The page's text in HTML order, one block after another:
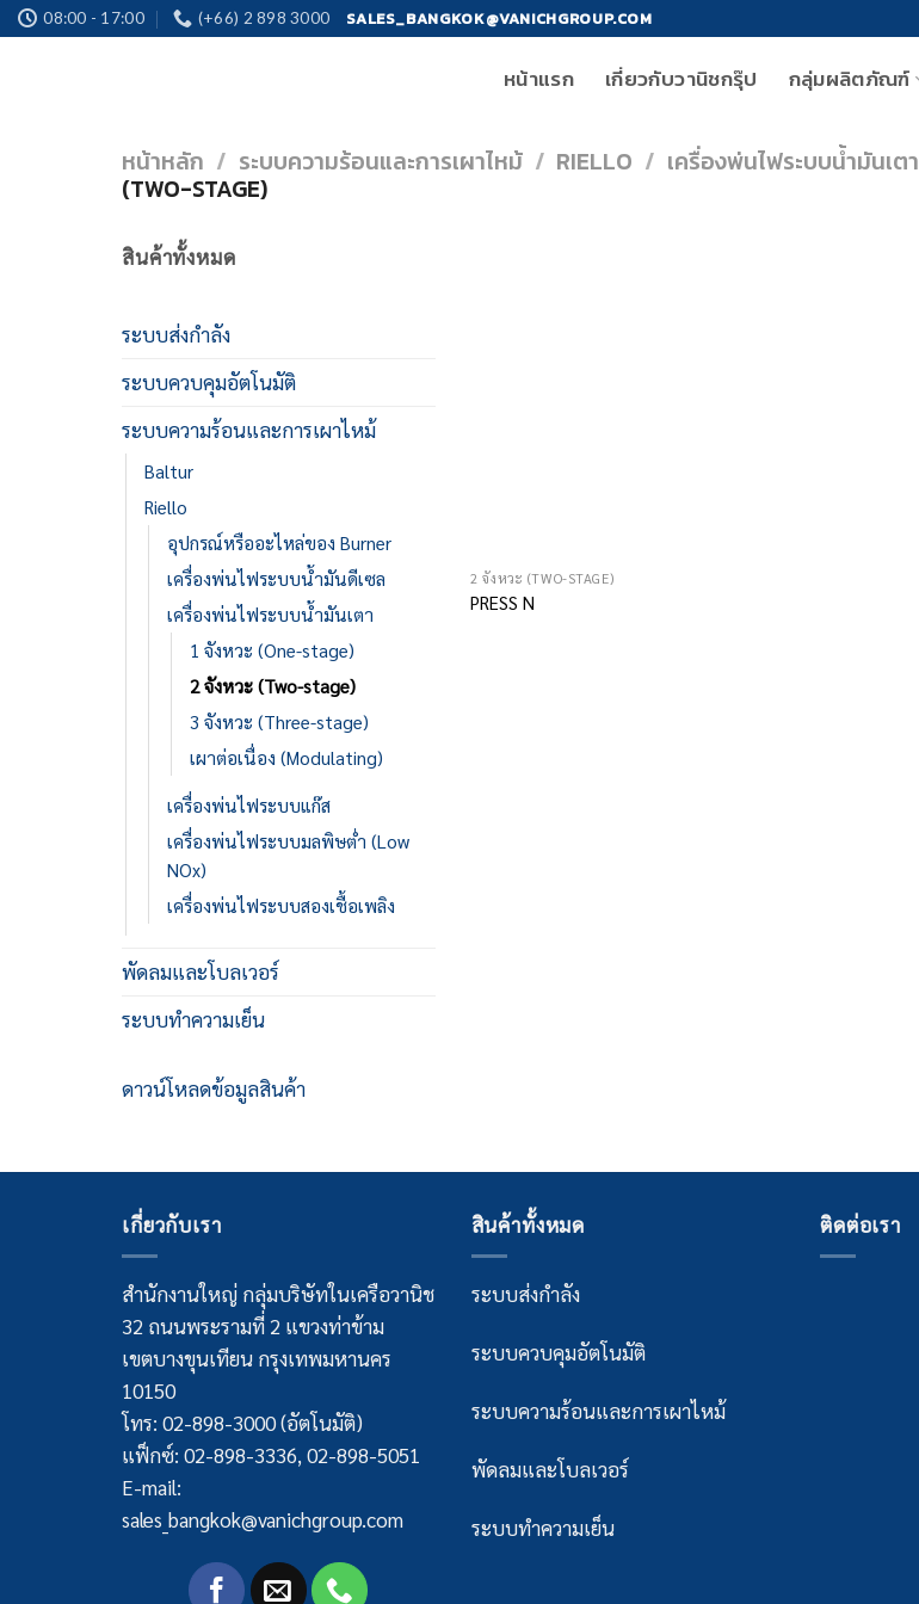
Skip 08:00 - 17:00 (+66) 2 898 3000 SALES_BANGKOK@VANICHGROUP.COM
หน้าแรก เกี่ยวกับวานิชกรุ๊ป กลุ่มผลิตภัณฑ์
หน้าหลัก / ระบบความร้อนและการเผาไหม้ / RIELLO / เครื่องพ่นไฟระบบน้ำมันเตา
(TWO-STAGE)
สินค้าทั้งหมด
ระบบส่งกำลัง
ระบบควบคุมอัตโนมัติ
ระบบความร้อนและการเผาไหม้
Baltur
Riello
อุปกรณ์หรืออะไหล่ของ Burner
เครื่องพ่นไฟระบบน้ำมันดีเซล
เครื่องพ่นไฟระบบน้ำมันเตา
1 จังหวะ (One-stage)
2 จังหวะ (Two-stage)
3 จังหวะ (Three-stage)
เผาต่อเนื่อง (Modulating)
เครื่องพ่นไฟระบบแก๊ส
เครื่องพ่นไฟระบบมลพิษต่ำ (Low
NOx)
เครื่องพ่นไฟระบบสองเชื้อเพลิง
พัดลมและโบลเวอร์
ระบบทำความเย็น
ดาวน์โหลดข้อมูลสินค้า
2 จังหวะ (TWO-STAGE)
PRESS N
เกี่ยวกับเรา
สำนักงานใหญ่ กลุ่มบริษัทในเครือวานิช
32 ถนนพระรามที่ 2 แขวงท่าข้าม
เขตบางขุนเทียน กรุงเทพมหานคร
10150
โทร: 02-898-3000 (อัตโนมัติ)
แฟ็กซ์: 02-898-3336, 02-898-5051
E-mail:
sales_bangkok@vanichgroup.com
สินค้าทั้งหมด
ระบบส่งกำลัง
ระบบควบคุมอัตโนมัติ
ระบบความร้อนและการเผาไหม้
พัดลมและโบลเวอร์
ระบบทำความเย็น
ติดต่อเรา